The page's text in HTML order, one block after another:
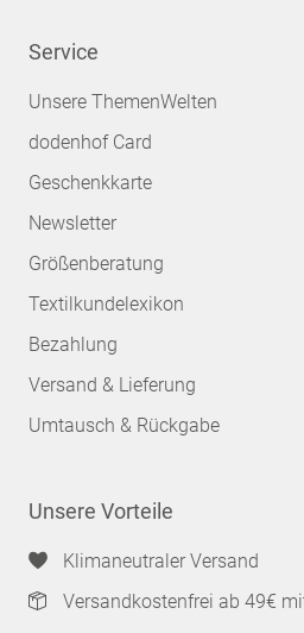
Service
Unsere ThemenWelten
dodenhof Card
Geschenkkarte
Newsletter
Größenberatung
Textilkundelexikon
Bezahlung
Versand & Lieferung
Umtausch & Rückgabe
Unsere Vorteile
Klimaneutraler Versand
Versandkostenfrei ab 49€